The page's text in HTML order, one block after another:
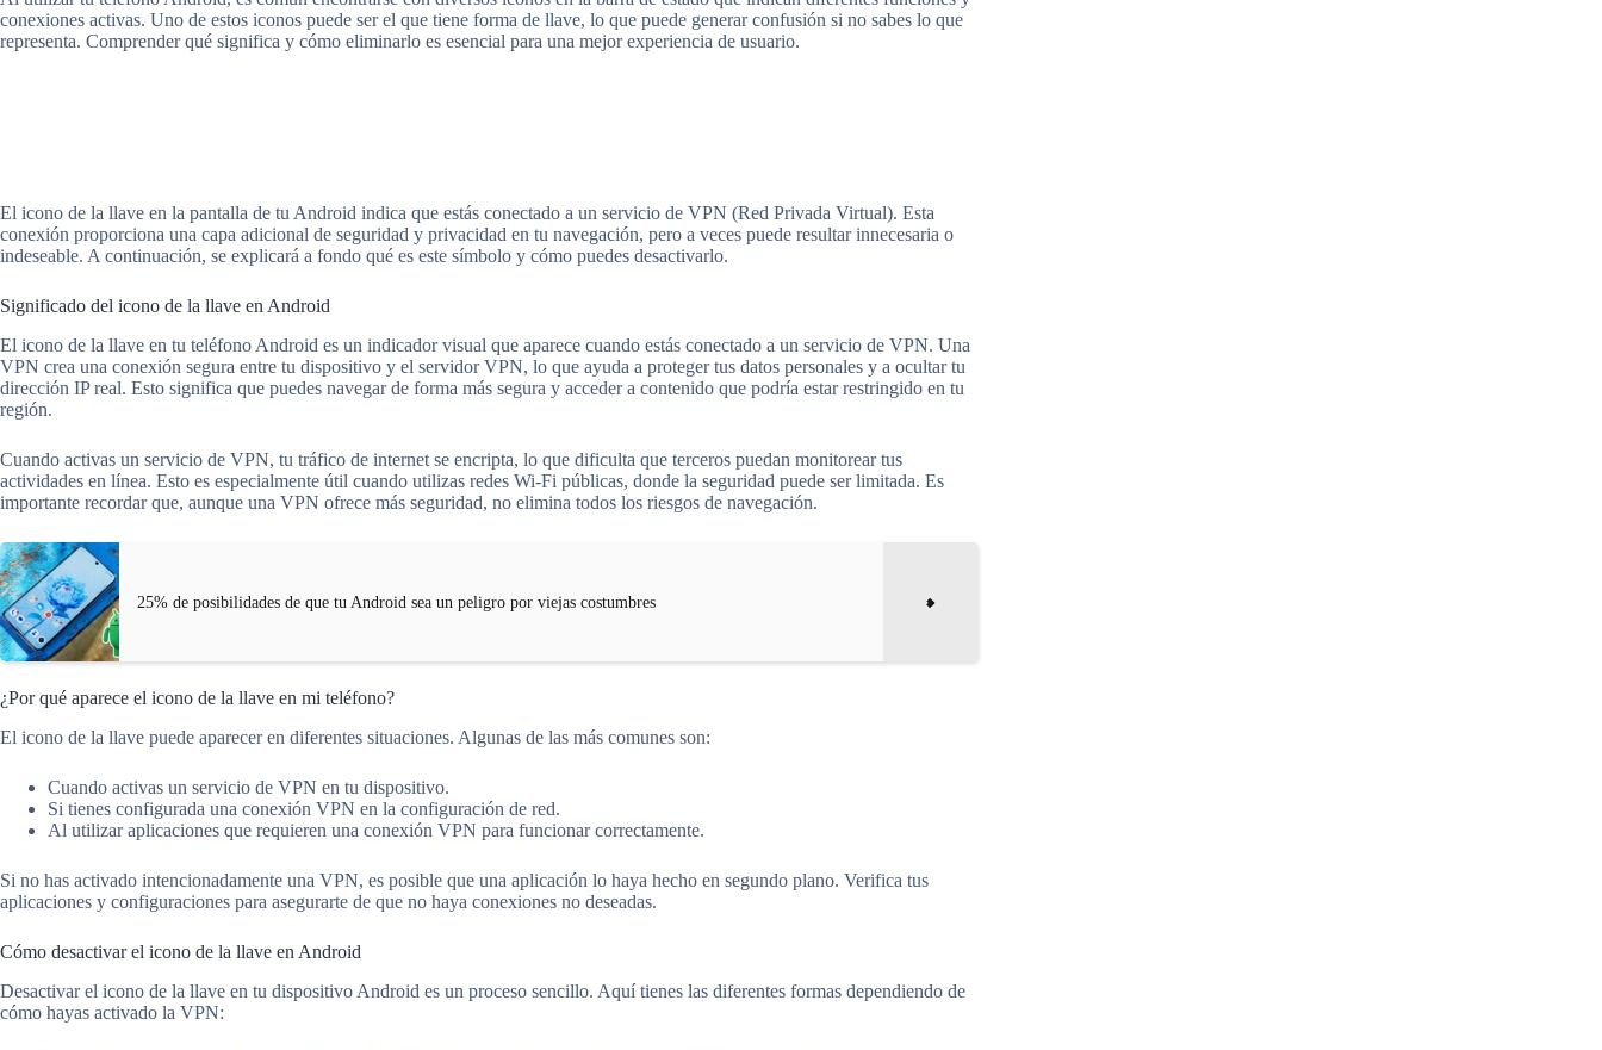
conexiones activas. Uno de estos iconos puede ser el que tiene forma de llave, lo que puede generar confusión si no sabes lo que
representa. Comprender qué significa y cómo eliminarlo es esencial para una mejor experiencia de usuario.
El icono de la llave en la pantalla de tu Android indica que estás conectado a un servicio de VPN (Red Privada Virtual). Esta
conexión proporciona una capa adicional de seguridad y privacidad en tu navegación, pero a veces puede resultar innecesaria o
indeseable. A continuación, se explicará a fondo qué es este símbolo y cómo puedes desactivarlo.
Significado del icono de la llave en Android
El icono de la llave en tu teléfono Android es un indicador visual que aparece cuando estás conectado a un servicio de VPN. Una
VPN crea una conexión segura entre tu dispositivo y el servidor VPN, lo que ayuda a proteger tus datos personales y a ocultar tu
dirección IP real. Esto significa que puedes navegar de forma más segura y acceder a contenido que podría estar restringido en tu
región.
Cuando activas un servicio de VPN, tu tráfico de internet se encripta, lo que dificulta que terceros puedan monitorear tus
actividades en línea. Esto es especialmente útil cuando utilizas redes Wi-Fi públicas, donde la seguridad puede ser limitada. Es
importante recordar que, aunque una VPN ofrece más seguridad, no elimina todos los riesgos de navegación.
25% de posibilidades de que tu Android sea un peligro por viejas costumbres
¿Por qué aparece el icono de la llave en mi teléfono?
El icono de la llave puede aparecer en diferentes situaciones. Algunas de las más comunes son:
Cuando activas un servicio de VPN en tu dispositivo.
Si tienes configurada una conexión VPN en la configuración de red.
Al utilizar aplicaciones que requieren una conexión VPN para funcionar correctamente.
Si no has activado intencionadamente una VPN, es posible que una aplicación lo haya hecho en segundo plano. Verifica tus
aplicaciones y configuraciones para asegurarte de que no haya conexiones no deseadas.
Cómo desactivar el icono de la llave en Android
Desactivar el icono de la llave en tu dispositivo Android es un proceso sencillo. Aquí tienes las diferentes formas dependiendo de
cómo hayas activado la VPN: